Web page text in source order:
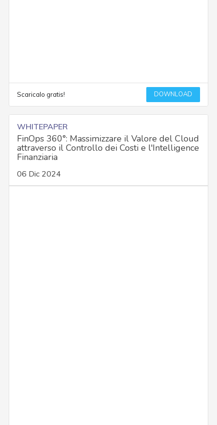
Scaricalo gratis! DOWNLOAD
WHITEPAPER
FinOps 360°: Massimizzare il Valore del Cloud
attraverso il Controllo dei Costi e l'Intelligence
Finanziaria
06 Dic 2024